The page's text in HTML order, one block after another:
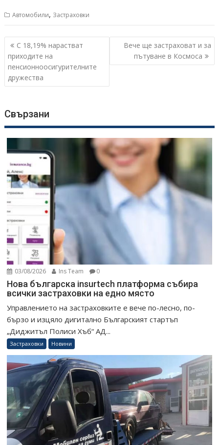
Автомобили, Застраховки
Навигация
С 18,19% нарастват
приходите на
пенсионноосигурителните
дружества
Вече ще застраховат и за
пътуване в Космоса
Свързани
03/08/2026 Ins Team 0
Нова българска insurtech платформа събира
всички застраховки на едно място
Управлението на застраховките е вече по-лесно, по-
бързо и изцяло дигитално Българският стартъп
„Диджитъл Полиси Хъб“ АД...
Застраховки Новини